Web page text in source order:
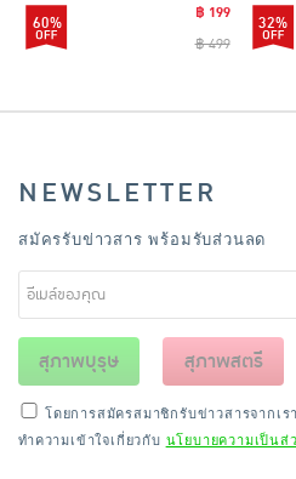
60%
฿ 199
฿ 499
32%
NEWSLETTER
สมัครรับข่าวสาร พร้อมรับส่วนลด
สุภาพบุรุษ สุภาพสตรี
โดยการสมัครสมาชิกรับข่าวสารจากเ
ทำความเข้าใจเกี่ยวกับ นโยบายความเป็นส่